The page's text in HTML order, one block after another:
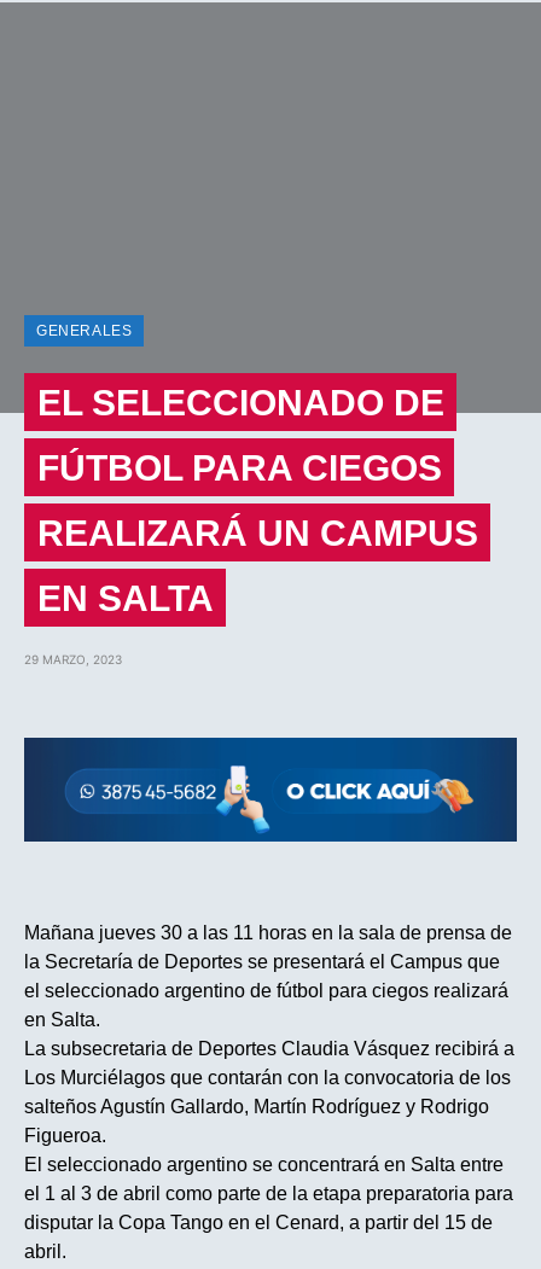
GENERALES
EL SELECCIONADO DE
FÚTBOL PARA CIEGOS
REALIZARÁ UN CAMPUS
EN SALTA
29 MARZO, 2023
Mañana jueves 30 a las 11 horas en la sala de prensa de
la Secretaría de Deportes se presentará el Campus que
el seleccionado argentino de fútbol para ciegos realizará
en Salta.
La subsecretaria de Deportes Claudia Vásquez recibirá a
Los Murciélagos que contarán con la convocatoria de los
salteños Agustín Gallardo, Martín Rodríguez y Rodrigo
Figueroa.
El seleccionado argentino se concentrará en Salta entre
el 1 al 3 de abril como parte de la etapa preparatoria para
disputar la Copa Tango en el Cenard, a partir del 15 de
abril.